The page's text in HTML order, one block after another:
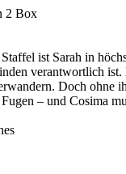
2 Box
ist Sarah in
verantwortlich
Doch ohne
– und Cosima